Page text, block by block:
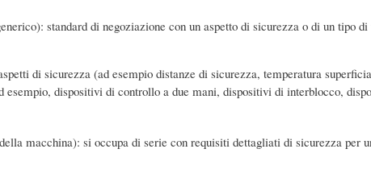
standard di negoziazione con un aspetto di sicurezza o di un tipo
di sicurezza (ad esempio distanze di sicurezza, temperatura
esempio, dispositivi di controllo a due mani, dispositivi di interblocco,
macchina): si occupa di serie con requisiti dettagliati di sicurezza per